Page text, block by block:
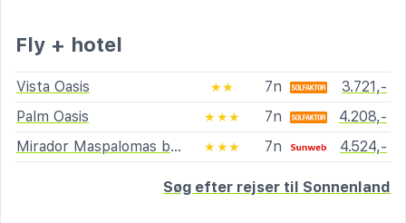
Fly + hotel
Vista Oasis ★★ 7n
3.721,-
Palm Oasis
★★★ 7n
4.208,-
Mirador Maspalomas by Dunas
★★★ 7n 4.524,-
Søg efter rejser til Sonnenland